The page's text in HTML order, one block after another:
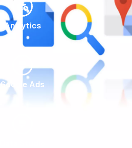
Analytics
Google Ads